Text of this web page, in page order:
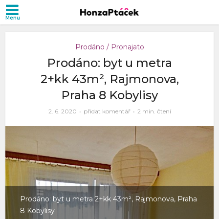
Prodáno / Pronajato
Prodáno: byt u metra
2+kk 43m², Rajmonova,
Praha 8 Kobylisy
2. 6. 2020 přidat komentář 2 min. čtení
Prodáno: byt u metra 2+kk 43m², Rajmonova, Praha
8 Kobylisy